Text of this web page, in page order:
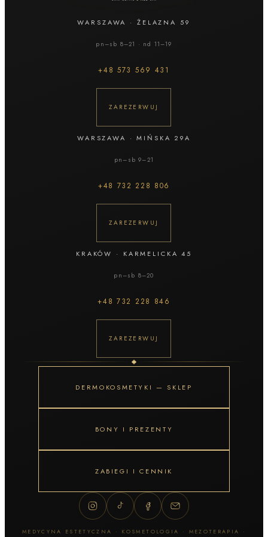
WARSZAWA · ŻELAZNA 59
pn–sb 8–21 · nd 11–19
+48573 569 431
ZAREZERWUJ
WARSZAWA ·MIŃSKA 29A
pn–sb 9–21
+48 732 228 806
ZAREZERWUJ
KRAKÓW · KARMELICKA 45
pn–sb 8–20
+48732 228 846
ZAREZERWUJ
DERMOKOSMETYKI — SKLEP
BONY I PREZENTY
ZABIEGI I CENNIK
MEDYCYNA ESTETYCZNA · KOSMETOLOGIA · MEZOTERAPIA ·